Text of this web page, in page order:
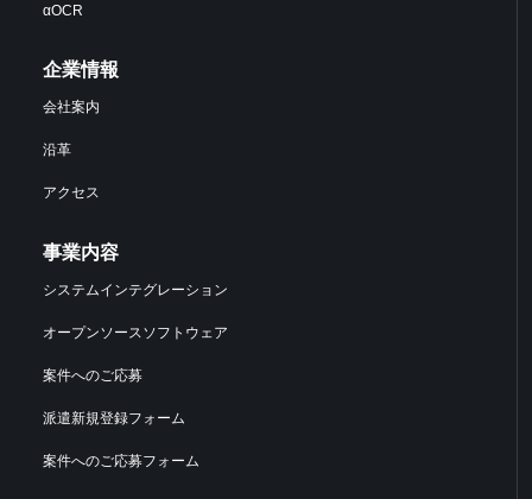
αOCR
企業情報
会社案内
沿革
アクセス
事業内容
システムインテグレーション
オープンソースソフトウェア
案件へのご応募
派遣新規登録フォーム
案件へのご応募フォーム